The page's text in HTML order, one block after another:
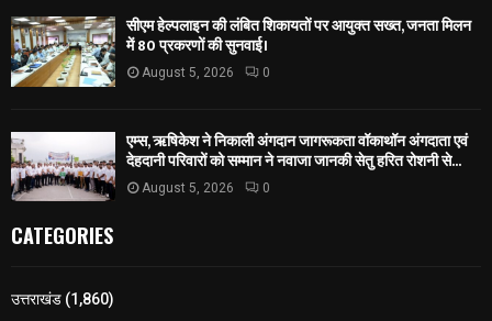
सीएम हेल्पलाइन की लंबित शिकायतों पर आयुक्त सख्त, जनता मिलन
में 80 प्रकरणों की सुनवाई।
August 5, 2026 0
एम्स, ऋषिकेश ने निकाली अंगदान जागरूकता वॉकाथॉन अंगदाता एवं
देहदानी परिवारों को सम्मान ने नवाजा जानकी सेतु हरित रोशनी से...
August 5, 2026 0
CATEGORIES
उत्तराखंड (1,860)